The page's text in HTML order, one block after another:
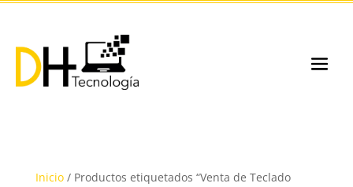
Inicio/ Productos etiquetados “Venta de Teclado